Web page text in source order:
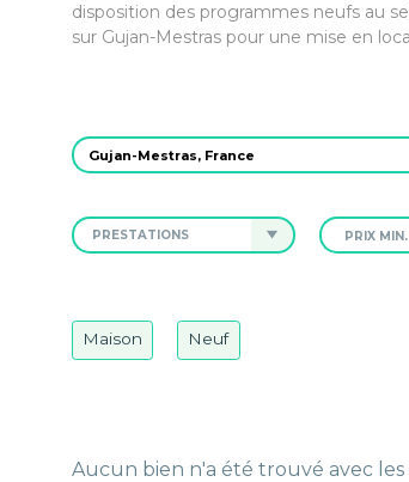
disposition des programmes neufs au
sur Gujan-Mestras pour une mise en
PRESTATIONS
Maison Neuf
Aucun bien n'a été trouvé avec